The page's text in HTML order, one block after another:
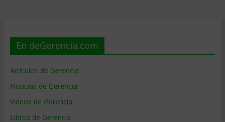
En deGerencia.com
Artículos de Gerencia
Noticias de Gerencia
Videos de Gerencia
Libros de Gerencia